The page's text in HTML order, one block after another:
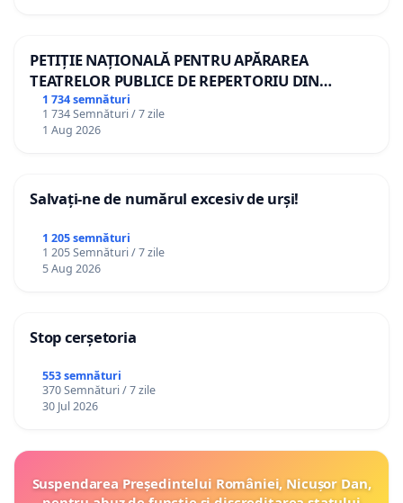
PETIȚIE NAȚIONALĂ PENTRU APĂRAREA
TEATRELOR PUBLICE DE REPERTORIU DIN
ROMÂNIA
1 734 semnături
1 734 Semnături / 7 zile
1 Aug 2026
Salvați-ne de numărul excesiv de urși!
1 205 semnături
1 205 Semnături / 7 zile
5 Aug 2026
Stop cerșetoria
553 semnături
370 Semnături / 7 zile
30 Jul 2026
Suspendarea Președintelui României, Nicușor Dan,